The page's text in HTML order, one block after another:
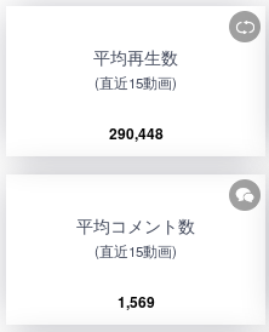
平均再生数
(直近15動画)
290,448
平均コメント数
(直近15動画)
1,569